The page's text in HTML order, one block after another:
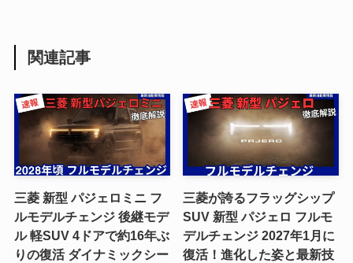
関連記事
三菱 新型 パジェロミニ フ
ルモデルチェンジ 後継モデ
ル 軽SUV 4ドアで約16年ぶ
りの復活 ダイナミックシー
三菱が誇るフラッグシップ
SUV 新型 パジェロ フルモ
デルチェンジ 2027年1月に
復活！進化した姿と最新技